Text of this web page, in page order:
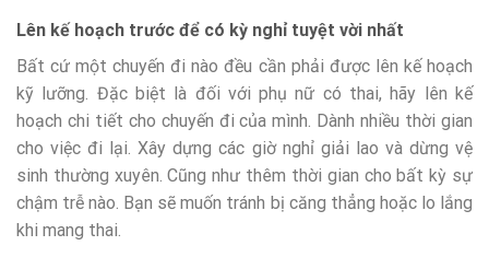
Lên kế hoạch trước để có kỳ nghỉ tuyệt vời nhất
Bất cứ một chuyến đi nào đều cần phải được lên kế hoạch
kỹ lưỡng. Đặc biệt là đối với phụ nữ có thai, hãy lên kế
hoạch chi tiết cho chuyến đi của mình. Dành nhiều thời gian
cho việc đi lại. Xây dựng các giờ nghỉ giải lao và dừng vệ
sinh thường xuyên. Cũng như thêm thời gian cho bất kỳ sự
chậm trễ nào. Bạn sẽ muốn tránh bị căng thẳng hoặc lo lắng
khi mang thai.